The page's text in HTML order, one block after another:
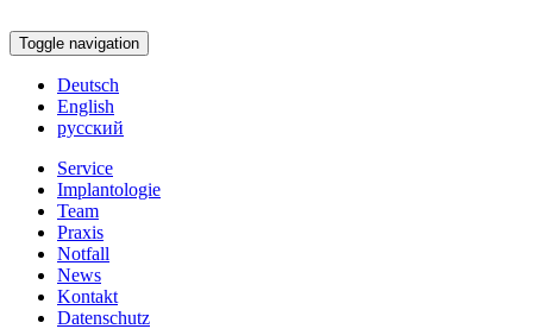
Toggle navigation
Deutsch
English
русский
Service
Implantologie
Team
Praxis
Notfall
News
Kontakt
Datenschutz